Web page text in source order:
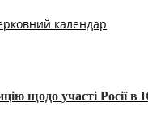
календар
щодо участі